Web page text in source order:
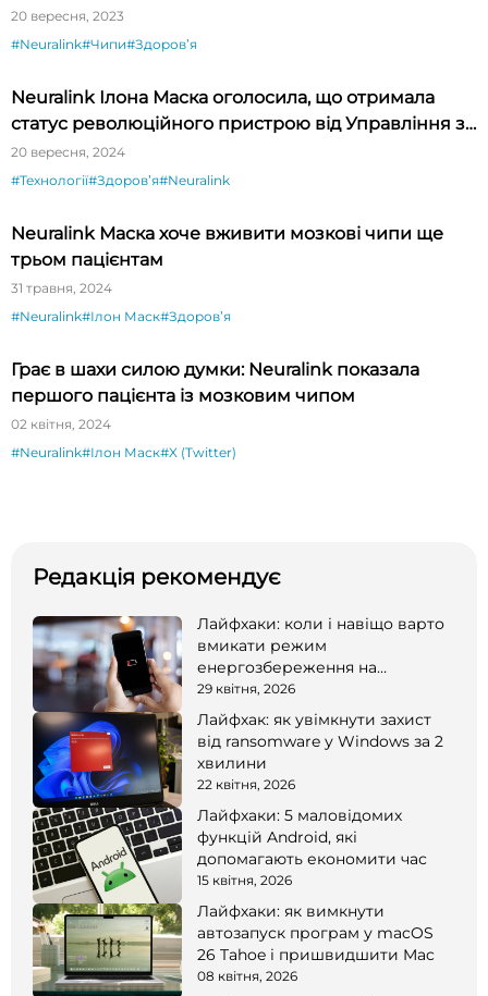
20 вересня, 2023
#Neuralink#Чипи#Здоровʼя
Neuralink Ілона Маска оголосила, що отримала
статус революційного пристрою від Управління з
контролю за продуктами та ліками США (FDA)
20 вересня, 2024
#Технології#Здоровʼя#Neuralink
Neuralink Маска хоче вживити мозкові чипи ще
трьом пацієнтам
31 травня, 2024
#Neuralink#Ілон Маск#Здоровʼя
Грає в шахи силою думки: Neuralink показала
першого пацієнта із мозковим чипом
02 квітня, 2024
#Neuralink#Ілон Маск#X (Twitter)
Редакція рекомендує
Лайфхаки: коли і навіщо варто
вмикати режим
енергозбереження на
смартфоні
29 квітня, 2026
Лайфхак: як увімкнути захист
від ransomware у Windows за 2
хвилини
22 квітня, 2026
Лайфхаки: 5 маловідомих
функцій Android, які
допомагають економити час
15 квітня, 2026
Лайфхаки: як вимкнути
автозапуск програм у macOS
26 Tahoe і пришвидшити Mac
08 квітня, 2026